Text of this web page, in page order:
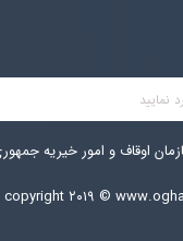
اوقاف و امور خیریه
copyright ۲۰۱۹ ©